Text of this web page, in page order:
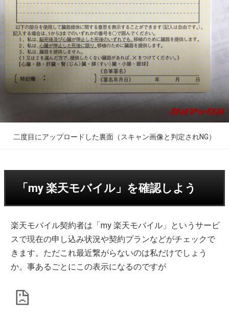
二度目にアップロードした裏面（スキャン画像と判定されNG）
「my 楽天モバイル」を確認しよう
楽天モバイル契約者は「my 楽天モバイル」というサービ
スで現在の申し込み状況や契約プランなどがチェックで
きます。ただこれ最近繋がらないのは私だけでしょう
か。事あるごとにこの表示になるのですが